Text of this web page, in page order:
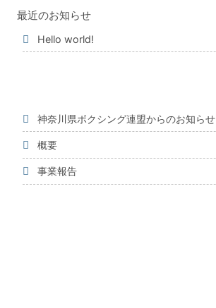
最近のお知らせ
Hello world!
神奈川県ボクシング連盟からのお知らせ
概要
事業報告